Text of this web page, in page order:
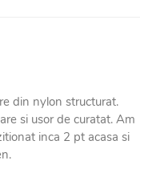
din nylon structurat.
si usor de curatat. Am
inca 2 pt acasa si